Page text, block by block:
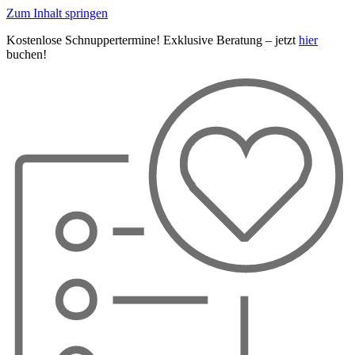
Zum Inhalt springen
Kostenlose Schnuppertermine! Exklusive Beratung – jetzt hier
buchen!